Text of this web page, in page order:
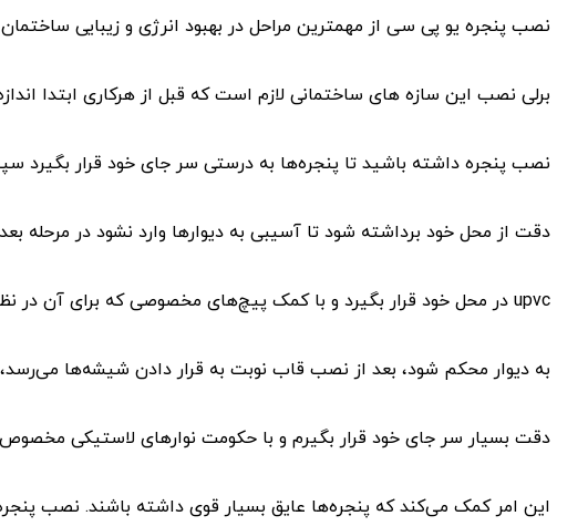
نصب پنجره یو پی سی از مهمترین مراحل در بهبود انرژی و زیبایی
برلی نصب این سازه های ساختمانی لازم است که قبل از هرکاری ابتدا
نصب پنجره داشته باشید تا پنجره‌ها به درستی سر جای خود قرار بگیرد
دقت از محل خود برداشته شود تا آسیبی به دیوارها وارد نشود‌ در مرحله
upvc در محل خود قرار بگیرد و با کمک پیچ‌های مخصوصی که برای آن در نظر گرفته شده است
به دیوار محکم شود، بعد از نصب قاب نوبت به قرار دادن شیشه‌ها
دقت بسیار سر جای خود قرار بگیرم و با حکومت نوارهای لاستیکی
این امر کمک می‌کند که پنجره‌ها عایق بسیار قوی داشته باشند. نصب